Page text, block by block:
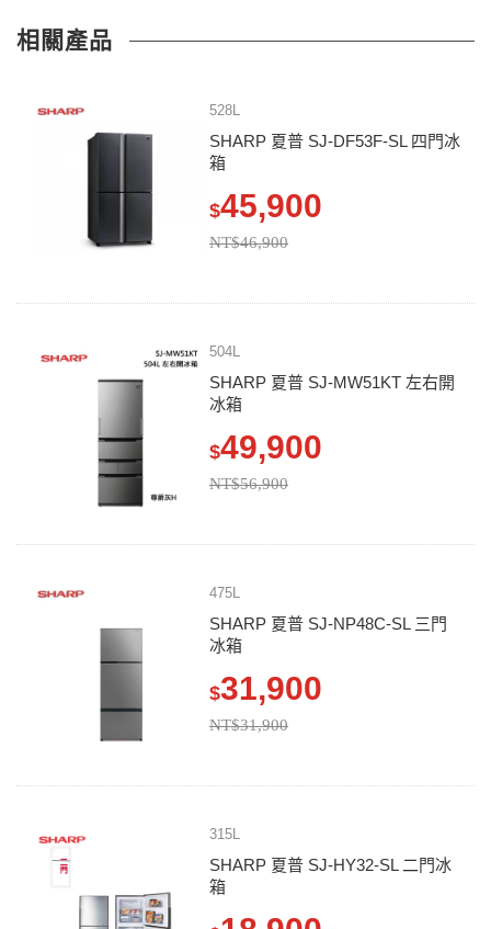
相關產品
528L
SHARP 夏普 SJ-DF53F-SL 四門冰
箱
$45,900
NT$46,900
504L
SHARP 夏普 SJ-MW51KT 左右開
冰箱
$49,900
NT$56,900
475L
SHARP 夏普 SJ-NP48C-SL 三門
冰箱
$31,900
NT$31,900
315L
SHARP 夏普 SJ-HY32-SL 二門冰
箱